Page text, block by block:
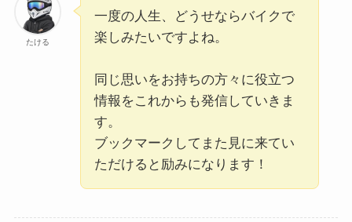
たける
一度の人生、どうせならバイクで
楽しみたいですよね。
同じ思いをお持ちの方々に役立つ
情報をこれからも発信していきま
す。
ブックマークしてまた見に来てい
ただけると励みになります！